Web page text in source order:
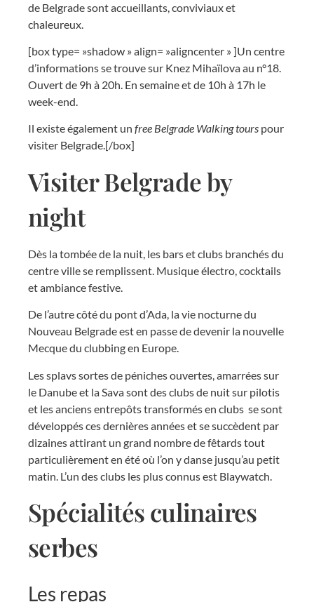
de Belgrade sont accueillants, conviviaux et
chaleureux.
[box type= »shadow » align= »aligncenter » ]Un centre
d’informations se trouve sur Knez Mihaïlova au n°18.
Ouvert de 9h à 20h. En semaine et de 10h à 17h le
week-end.
Il existe également un free Belgrade Walking tours pour
visiter Belgrade.[/box]
Visiter Belgrade by
night
Dès la tombée de la nuit, les bars et clubs branchés du
centre ville se remplissent. Musique électro, cocktails
et ambiance festive.
De l’autre côté du pont d’Ada, la vie nocturne du
Nouveau Belgrade est en passe de devenir la nouvelle
Mecque du clubbing en Europe.
Les splavs sortes de péniches ouvertes, amarrées sur
le Danube et la Sava sont des clubs de nuit sur pilotis
et les anciens entrepôts transformés en clubs se sont
développés ces dernières années et se succèdent par
dizaines attirant un grand nombre de fêtards tout
particulièrement en été où l’on y danse jusqu’au petit
matin. L’un des clubs les plus connus est Blaywatch.
Spécialités culinaires
serbes
Les repas